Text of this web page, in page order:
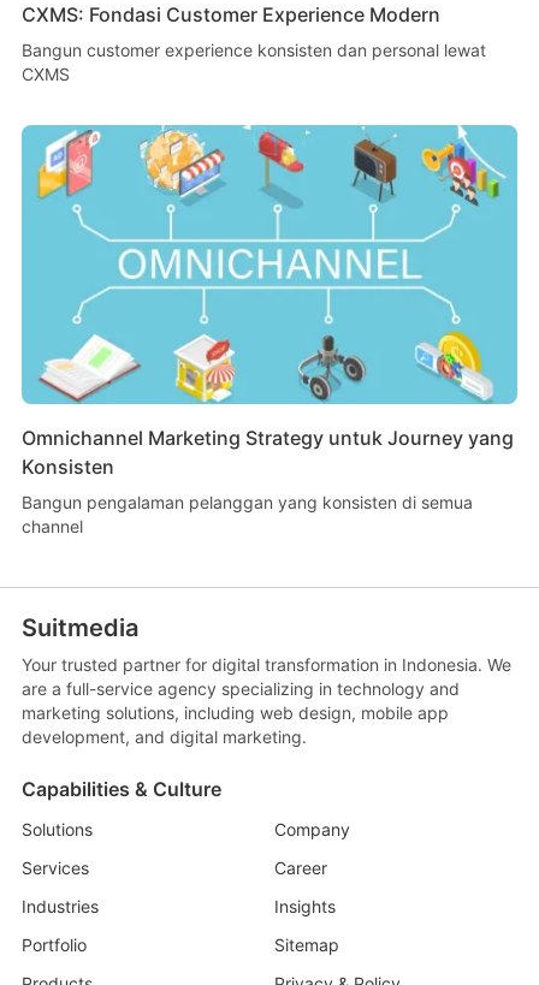
CXMS: Fondasi Customer Experience Modern
Bangun customer experience konsisten dan personal lewat
CXMS
Omnichannel Marketing Strategy untuk Journey yang
Konsisten
Bangun pengalaman pelanggan yang konsisten di semua
channel
Suitmedia
Your trusted partner for digital transformation in Indonesia. We
are a full-service agency specializing in technology and
marketing solutions, including web design, mobile app
development, and digital marketing.
Capabilities & Culture
Solutions
Company
Services
Career
Industries
Insights
Portfolio
Sitemap